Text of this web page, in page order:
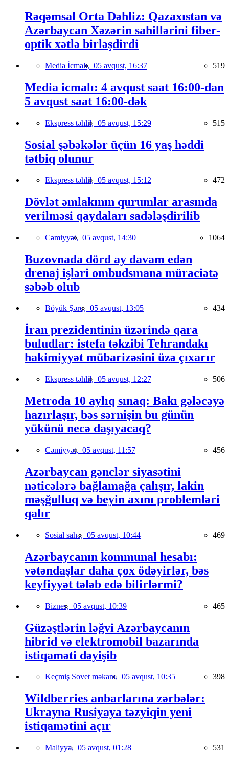
Rəqəmsal Orta Dəhliz: Qazaxıstan və
Azərbaycan Xəzərin sahillərini fiber-
optik xətlə birləşdirdi
Media İcmalı, 05 avqust, 16:37 519
Media icmalı: 4 avqust saat 16:00-dan
5 avqust saat 16:00-dək
Ekspress təhlil, 05 avqust, 15:29 515
Sosial şəbəkələr üçün 16 yaş həddi
tətbiq olunur
Ekspress təhlil, 05 avqust, 15:12 472
Dövlət əmlakının qurumlar arasında
verilməsi qaydaları sadələşdirilib
Cəmiyyət, 05 avqust, 14:30 1064
Buzovnada dörd ay davam edən
drenaj işləri ombudsmana müraciətə
səbəb olub
Böyük Şərq, 05 avqust, 13:05 434
İran prezidentinin üzərində qara
buludlar: istefa təkzibi Tehrandakı
hakimiyyət mübarizəsini üzə çıxarır
Ekspress təhlil, 05 avqust, 12:27 506
Metroda 10 aylıq sınaq: Bakı gələcəyə
hazırlaşır, bəs sərnişin bu günün
yükünü necə daşıyacaq?
Cəmiyyət, 05 avqust, 11:57 456
Azərbaycan gənclər siyasətini
nəticələrə bağlamağa çalışır, lakin
məşğulluq və beyin axını problemləri
qalır
Sosial sahə, 05 avqust, 10:44 469
Azərbaycanın kommunal hesabı:
vətəndaşlar daha çox ödəyirlər, bəs
keyfiyyət tələb edə bilirlərmi?
Biznes, 05 avqust, 10:39 465
Güzəştlərin ləğvi Azərbaycanın
hibrid və elektromobil bazarında
istiqaməti dəyişib
Keçmiş Sovet məkanı, 05 avqust, 10:35 398
Wildberries anbarlarına zərbələr:
Ukrayna Rusiyaya təzyiqin yeni
istiqamətini açır
Maliyyə, 05 avqust, 01:28 531